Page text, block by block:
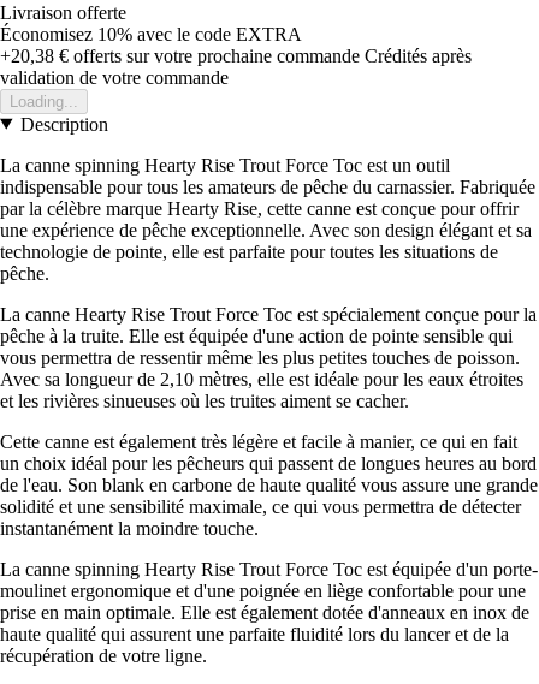
Livraison offerte
Économisez 10% avec le code EXTRA
+20,38 € offerts sur votre prochaine commande Crédités après
validation de votre commande
Loading...
Description
La canne spinning Hearty Rise Trout Force Toc est un outil
indispensable pour tous les amateurs de pêche du carnassier. Fabriquée
par la célèbre marque Hearty Rise, cette canne est conçue pour offrir
une expérience de pêche exceptionnelle. Avec son design élégant et sa
technologie de pointe, elle est parfaite pour toutes les situations de
pêche.
La canne Hearty Rise Trout Force Toc est spécialement conçue pour la
pêche à la truite. Elle est équipée d'une action de pointe sensible qui
vous permettra de ressentir même les plus petites touches de poisson.
Avec sa longueur de 2,10 mètres, elle est idéale pour les eaux étroites
et les rivières sinueuses où les truites aiment se cacher.
Cette canne est également très légère et facile à manier, ce qui en fait
un choix idéal pour les pêcheurs qui passent de longues heures au bord
de l'eau. Son blank en carbone de haute qualité vous assure une grande
solidité et une sensibilité maximale, ce qui vous permettra de détecter
instantanément la moindre touche.
La canne spinning Hearty Rise Trout Force Toc est équipée d'un porte-
moulinet ergonomique et d'une poignée en liège confortable pour une
prise en main optimale. Elle est également dotée d'anneaux en inox de
haute qualité qui assurent une parfaite fluidité lors du lancer et de la
récupération de votre ligne.